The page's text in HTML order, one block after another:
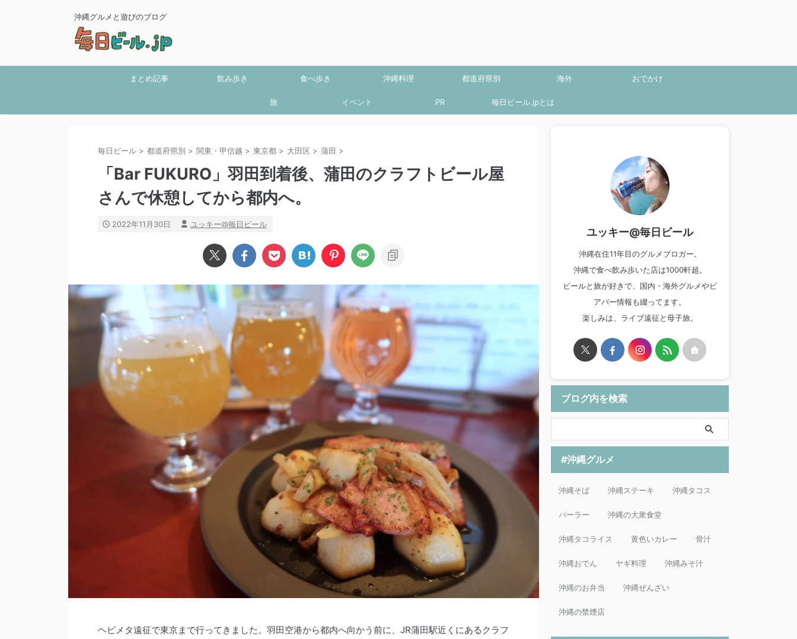
沖縄グルメと遊びのブログ
まとめ記事 飲み歩き 食べ歩き 沖縄料理 都道府県別 海外 おでかけ
旅 イベント PR 毎日ビール.jpとは
毎日ビール > 都道府県別 > 関東・甲信越 > 東京都 > 大田区 > 蒲田 >
「Bar FUKURO」羽田到着後、蒲田のクラフトビール屋
さんで休憩してから都内へ。
2022年11月30日 ユッキー@毎日ビール
ヘビメタ遠征で東京まで行ってきました。羽田空港から都内へ向かう前に、JR蒲田駅近くにあるクラフ
ユッキー@毎日ビール
沖縄在住11年目のグルメブロガー。
沖縄で食べ飲み歩いた店は1000軒超。
ビールと旅が好きで、国内・海外グルメやビ
アバー情報も綴ってます。
楽しみは、ライブ遠征と母子旅。
ブログ内を検索
#沖縄グルメ
沖縄そば 沖縄ステーキ 沖縄タコス
パーラー 沖縄の大衆食堂
沖縄タコライス 黄色いカレー 骨汁
沖縄おでん ヤギ料理 沖縄みそ汁
沖縄のお弁当 沖縄ぜんざい
沖縄の禁煙店